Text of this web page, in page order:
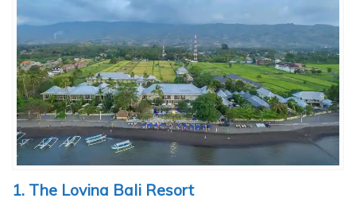
1. The Lovina Bali Resort